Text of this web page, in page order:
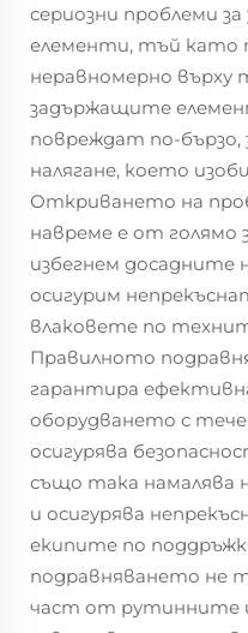
сериозни проблеми
елементи, тъй като
неравномерно върху
задържащите
повреждат по-
налягане, което
Откриването на
навреме е от голямо
избегнем досадните
осигурим
влаковете по
Правилното
гарантира
оборудването с
осигурява
също така намалява
и осигурява
екипите по
подравняването не
част от рутинните